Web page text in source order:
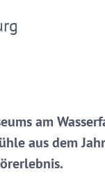
am
aus dem